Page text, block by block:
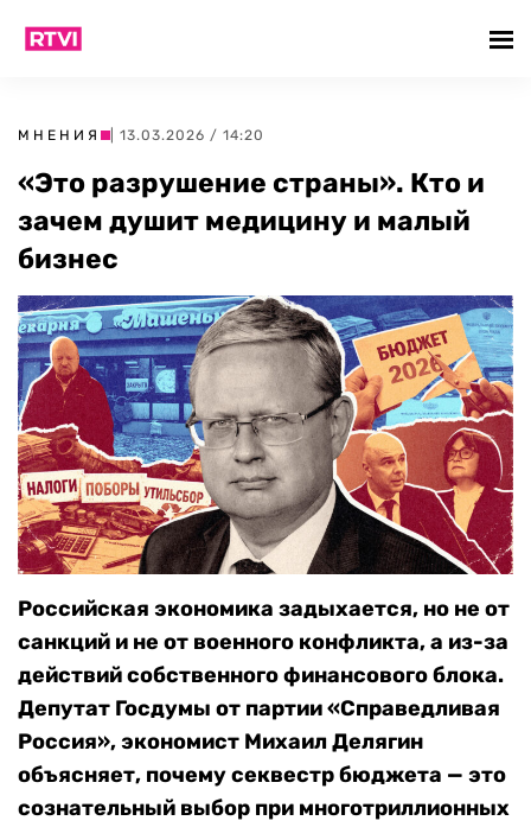
МНЕНИЯ | 13.03.2026 / 14:20
«Это разрушение страны». Кто и
зачем душит медицину и малый
бизнес
Российская экономика задыхается, но не от
санкций и не от военного конфликта, а из-за
действий собственного финансового блока.
Депутат Госдумы от партии «Справедливая
Россия», экономист Михаил Делягин
объясняет, почему секвестр бюджета — это
сознательный выбор при многотриллионных